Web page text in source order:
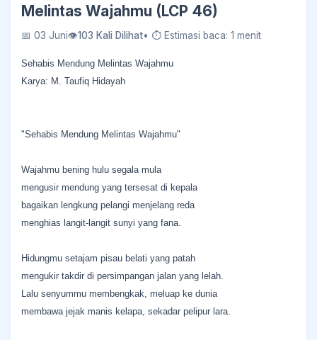
Melintas Wajahmu (LCP 46)
📅 03 Juni👁103 Kali Dilihat• ⏱ Estimasi baca: 1 menit
Sehabis Mendung Melintas Wajahmu
Karya: M. Taufiq Hidayah
"Sehabis Mendung Melintas Wajahmu"
Wajahmu bening hulu segala mula
mengusir mendung yang tersesat di kepala
bagaikan lengkung pelangi menjelang reda
menghias langit-langit sunyi yang fana.
Hidungmu setajam pisau belati yang patah
mengukir takdir di persimpangan jalan yang lelah.
Lalu senyummu membengkak, meluap ke dunia
membawa jejak manis kelapa, sekadar pelipur lara.